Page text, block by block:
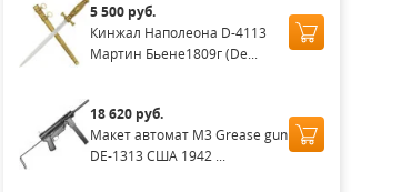
5 500 руб.
Кинжал Наполеона D-4113
Мартин Бьене1809г (De...
18 620 руб.
Макет автомат M3 Grease gun
DE-1313 США 1942 ...